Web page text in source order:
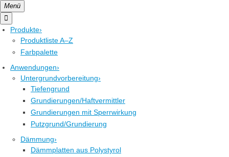
Menü

Produkte›
Produktliste A–Z
Farbpalette
Anwendungen›
Untergrundvorbereitung›
Tiefengrund
Grundierungen/Haftvermittler
Grundierungen mit Sperrwirkung
Putzgrund/Grundierung
Dämmung›
Dämmplatten aus Polystyrol